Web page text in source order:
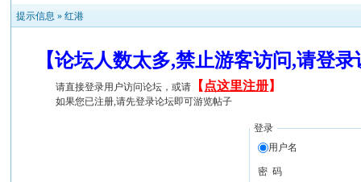
提示信息 »红港
【论坛人数太多,禁止游客访问,请登
请直接登录用户访问论坛，或请 【 点这里注册】
如果您已注册,请先登录论坛即可游览帖子
登录
用户名
密 码